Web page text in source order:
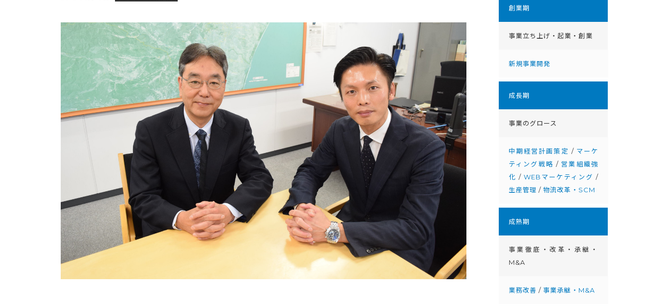
創業期
事業立ち上げ・起業・創業
新規事業開発
成⻑期
事業のグロース
中期経営計画策定 / マーケ
ティング戦略 / 営業組織強
化 / WEBマーケティング /
生産管理 /物流改革・SCM
成熟期
事業徹底・改⾰・承継・
M&A
業務改善 /事業承継・M&A